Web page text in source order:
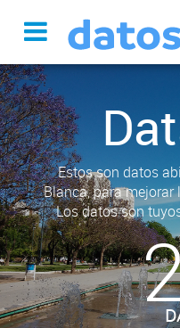
Estos son datos
Blanca, para
Los datos son